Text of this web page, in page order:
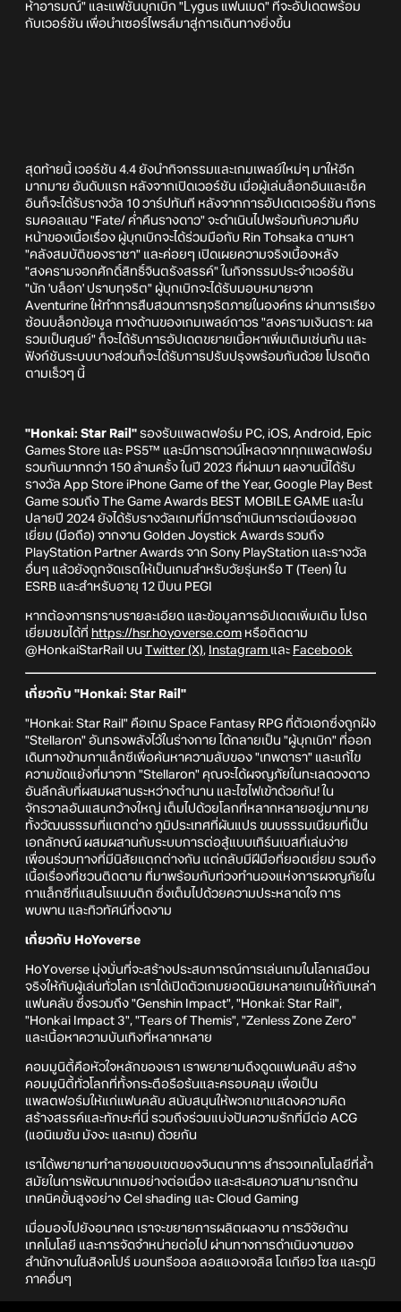
ห้าอารมณ์" และแฟชั่นบุกเบิก "Lygus แฟนเมด" ที่จะอัปเดตพร้อม
กับเวอร์ชัน เพื่อนำเซอร์ไพรส์มาสู่การเดินทางยิ่งขึ้น
สุดท้ายนี้ เวอร์ชัน 4.4 ยังนำกิจกรรมและเกมเพลย์ใหม่ๆ มาให้อีก
มากมาย อันดับแรก หลังจากเปิดเวอร์ชัน เมื่อผู้เล่นล็อกอินและเช็ค
อินก็จะได้รับรางวัล 10 วาร์ปทันที หลังจากการอัปเดตเวอร์ชัน กิจกร
รมคอลแลบ "Fate/ ค่ำคืนรางดาว" จะดำเนินไปพร้อมกับความคืบ
หน้าของเนื้อเรื่อง ผู้บุกเบิกจะได้ร่วมมือกับ Rin Tohsaka ตามหา
"คลังสมบัติของราชา" และค่อยๆ เปิดเผยความจริงเบื้องหลัง
"สงครามจอกศักดิ์สิทธิ์จินตรังสรรค์" ในกิจกรรมประจำเวอร์ชัน
"นัก 'บล็อก' ปราบทุจริต" ผู้บุกเบิกจะได้รับมอบหมายจาก
Aventurine ให้ทำการสืบสวนการทุจริตภายในองค์กร ผ่านการเรียง
ซ้อนบล็อกข้อมูล ทางด้านของเกมเพลย์ถาวร "สงครามเงินตรา: ผล
รวมเป็นศูนย์" ก็จะได้รับการอัปเดตขยายเนื้อหาเพิ่มเติมเช่นกัน และ
ฟังก์ชันระบบบางส่วนก็จะได้รับการปรับปรุงพร้อมกันด้วย โปรดติด
ตามเร็วๆ นี้
"Honkai: Star Rail" รองรับแพลตฟอร์ม PC, iOS, Android, Epic
Games Store และ PS5™ และมีการดาวน์โหลดจากทุกแพลตฟอร์ม
รวมกันมากกว่า 150 ล้านครั้ง ในปี 2023 ที่ผ่านมา ผลงานนี้ได้รับ
รางวัล App Store iPhone Game of the Year, Google Play Best
Game รวมถึง The Game Awards BEST MOBILE GAME และใน
ปลายปี 2024 ยังได้รับรางวัลเกมที่มีการดำเนินการต่อเนื่องยอด
เยี่ยม (มือถือ) จากงาน Golden Joystick Awards รวมถึง
PlayStation Partner Awards จาก Sony PlayStation และรางวัล
อื่นๆ แล้วยังถูกจัดเรตให้เป็นเกมสำหรับวัยรุ่นหรือ T (Teen) ใน
ESRB และสำหรับอายุ 12 ปีบน PEGI
หากต้องการทราบรายละเอียด และข้อมูลการอัปเดตเพิ่มเติม โปรด
เยี่ยมชมได้ที่ https://hsr.hoyoverse.com หรือติดตาม
@HonkaiStarRail บน Twitter (X), Instagram และ Facebook
เกี่ยวกับ "Honkai: Star Rail"
"Honkai: Star Rail" คือเกม Space Fantasy RPG ที่ตัวเอกซึ่งถูกฝัง
"Stellaron" อันทรงพลังไว้ในร่างกาย ได้กลายเป็น "ผู้บุกเบิก" ที่ออก
เดินทางข้ามกาแล็กซีเพื่อค้นหาความลับของ "เทพดารา" และแก้ไข
ความขัดแย้งที่มาจาก "Stellaron" คุณจะได้ผจญภัยในทะเลดวงดาว
อันลึกลับที่ผสมผสานระหว่างตำนาน และไซไฟเข้าด้วยกัน! ใน
จักรวาลอันแสนกว้างใหญ่ เต็มไปด้วยโลกที่หลากหลายอยู่มากมาย
ทั้งวัฒนธรรมที่แตกต่าง ภูมิประเทศที่ผันแปร ขนบธรรมเนียมที่เป็น
เอกลักษณ์ ผสมผสานกับระบบการต่อสู้แบบเทิร์นเบสที่เล่นง่าย
เพื่อนร่วมทางที่มีนิสัยแตกต่างกัน แต่กลับมีฝีมือที่ยอดเยี่ยม รวมถึง
เนื้อเรื่องที่ชวนติดตาม ที่มาพร้อมกับท่วงทำนองแห่งการผจญภัยใน
กาแล็กซีที่แสนโรแมนติก ซึ่งเต็มไปด้วยความประหลาดใจ การ
พบพาน และทิวทัศน์ที่งดงาม
เกี่ยวกับ HoYoverse
HoYoverse มุ่งมั่นที่จะสร้างประสบการณ์การเล่นเกมในโลกเสมือน
จริงให้กับผู้เล่นทั่วโลก เราได้เปิดตัวเกมยอดนิยมหลายเกมให้กับเหล่า
แฟนคลับ ซึ่งรวมถึง "Genshin Impact", "Honkai: Star Rail",
"Honkai Impact 3", "Tears of Themis", "Zenless Zone Zero"
และเนื้อหาความบันเทิงที่หลากหลาย
คอมมูนิตี้คือหัวใจหลักของเรา เราพยายามดึงดูดแฟนคลับ สร้าง
คอมมูนิตี้ทั่วโลกที่ทั้งกระตือรือร้นและครอบคลุม เพื่อเป็น
แพลตฟอร์มให้แก่แฟนคลับ สนับสนุนให้พวกเขาแสดงความคิด
สร้างสรรค์และทักษะที่นี่ รวมถึงร่วมแบ่งปันความรักที่มีต่อ ACG
(แอนิเมชัน มังงะ และเกม) ด้วยกัน
เราได้พยายามทำลายขอบเขตของจินตนาการ สำรวจเทคโนโลยีที่ล้ำ
สมัยในการพัฒนาเกมอย่างต่อเนื่อง และสะสมความสามารถด้าน
เทคนิคขั้นสูงอย่าง Cel shading และ Cloud Gaming
เมื่อมองไปยังอนาคต เราจะขยายการผลิตผลงาน การวิจัยด้าน
เทคโนโลยี และการจัดจำหน่ายต่อไป ผ่านทางการดำเนินงานของ
สำนักงานในสิงคโปร์ มอนทรีออล ลอสแองเจลิส โตเกียว โซล และภูมิ
ภาคอื่นๆ